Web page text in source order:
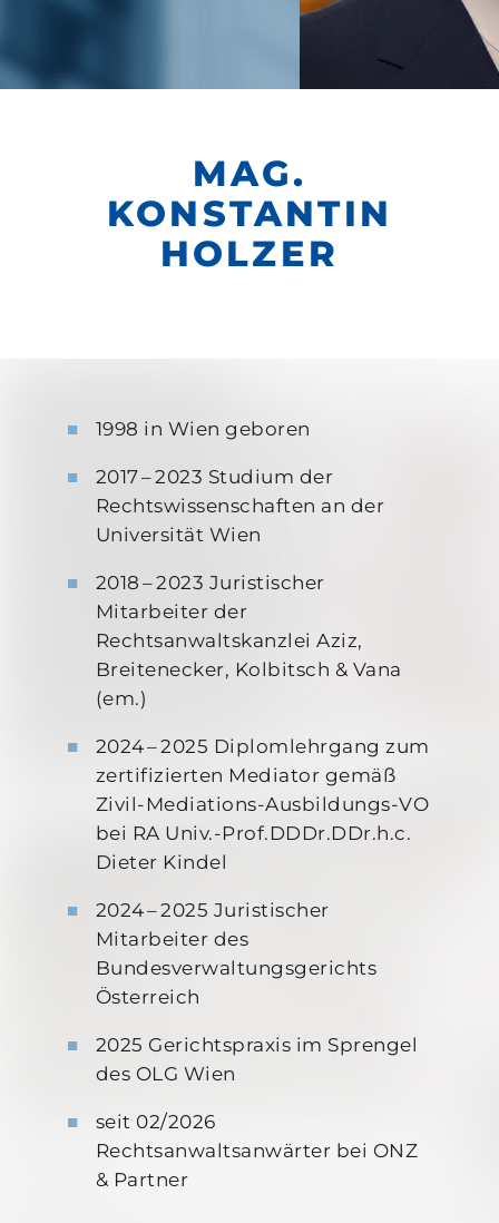
MAG.
KONSTANTIN
HOLZER
1998 in Wien geboren
2017 – 2023 Studium der
Rechtswissenschaften an der
Universität Wien
2018 – 2023 Juristischer
Mitarbeiter der
Rechtsanwaltskanzlei Aziz,
Breitenecker, Kolbitsch & Vana
(em.)
2024 – 2025 Diplomlehrgang zum
zertifizierten Mediator gemäß
Zivil-Mediations-Ausbildungs-VO
bei RA Univ.-Prof.DDDr.DDr.h.c.
Dieter Kindel
2024 – 2025 Juristischer
Mitarbeiter des
Bundesverwaltungsgerichts
Österreich
2025 Gerichtspraxis im Sprengel
des OLG Wien
seit 02/2026
Rechtsanwaltsanwärter bei ONZ
& Partner